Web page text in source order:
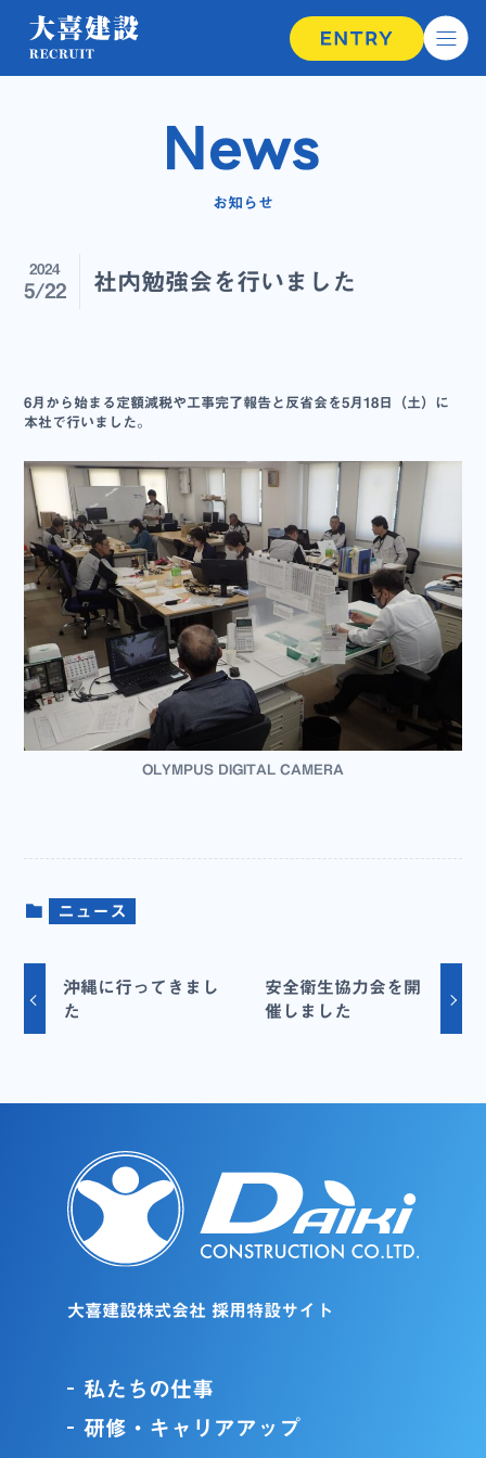
お知らせ
社内勉強会を行いました
2024
5/22
6月から始まる定額減税や工事完了報告と反省会を5月18日（土）に
本社で行いました。
OLYMPUS DIGITAL CAMERA
ニュース
沖縄に行ってきまし
た
安全衛生協力会を開
催しました
大喜建設株式会社 採用特設サイト
私たちの仕事
研修・キャリアアップ